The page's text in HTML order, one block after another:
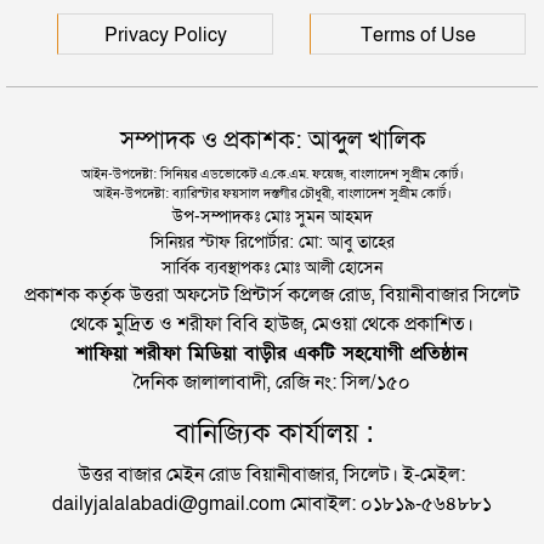
Privacy Policy Terms of Use
সম্পাদক ও প্রকাশক: আব্দুল খালিক
আইন-উপদেষ্টা: সিনিয়র এডভোকেট এ.কে.এম. ফয়েজ, বাংলাদেশ সুপ্রীম কোর্ট।
আইন-উপদেষ্টা: ব্যারিস্টার ফয়সাল দস্তগীর চৌধুরী, বাংলাদেশ সুপ্রীম কোর্ট।
উপ-সম্পাদকঃ মোঃ সুমন আহমদ
সিনিয়র স্টাফ রিপোর্টার: মো: আবু তাহের
সার্বিক ব্যবস্থাপকঃ মোঃ আলী হোসেন
প্রকাশক কর্তৃক উত্তরা অফসেট প্রিন্টার্স কলেজ রোড, বিয়ানীবাজার সিলেট
থেকে মুদ্রিত ও শরীফা বিবি হাউজ, মেওয়া থেকে প্রকাশিত।
শাফিয়া শরীফা মিডিয়া বাড়ীর একটি সহযোগী প্রতিষ্ঠান
দৈনিক জালালাবাদী, রেজি নং: সিল/১৫০
বানিজ্যিক কার্যালয় :
উত্তর বাজার মেইন রোড বিয়ানীবাজার, সিলেট। ই-মেইল:
dailyjalalabadi@gmail.com মোবাইল: ০১৮১৯-৫৬৪৮৮১